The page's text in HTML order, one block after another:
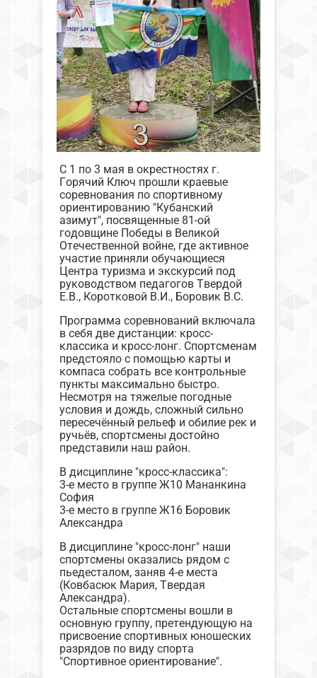
С 1 по 3 мая в окрестностях г.
Горячий Ключ прошли краевые
соревнования по спортивному
ориентированию "Кубанский
азимут", посвященные 81-ой
годовщине Победы в Великой
Отечественной войне, где активное
участие приняли обучающиеся
Центра туризма и экскурсий под
руководством педагогов Твердой
Е.В., Коротковой В.И., Боровик В.С.
Программа соревнований включала
в себя две дистанции: кросс-
классика и кросс-лонг. Спортсменам
предстояло с помощью карты и
компаса собрать все контрольные
пункты максимально быстро.
Несмотря на тяжелые погодные
условия и дождь, сложный сильно
пересечённый рельеф и обилие рек и
ручьёв, спортсмены достойно
представили наш район.
В дисциплине "кросс-классика":
3-е место в группе Ж10 Мананкина
София
3-е место в группе Ж16 Боровик
Александра
В дисциплине "кросс-лонг" наши
спортсмены оказались рядом с
пьедесталом, заняв 4-е места
(Ковбасюк Мария, Твердая
Александра).
Остальные спортсмены вошли в
основную группу, претендующую на
присвоение спортивных юношеских
разрядов по виду спорта
"Спортивное ориентирование".